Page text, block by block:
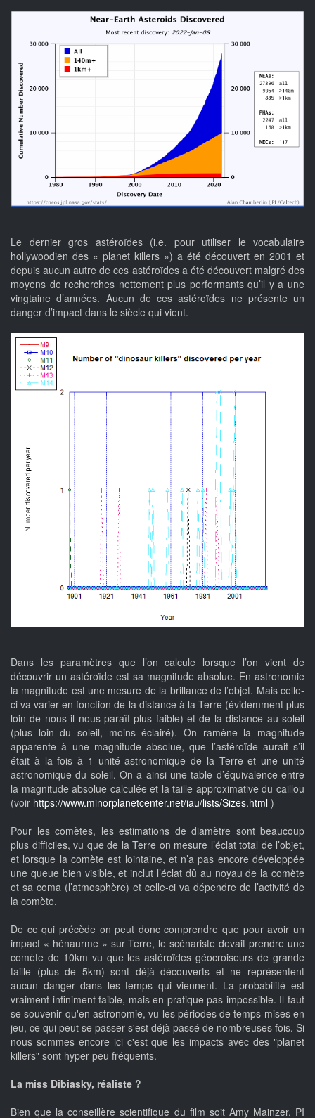
Le dernier gros astéroïdes (i.e. pour utiliser le vocabulaire
hollywoodien des « planet killers ») a été découvert en 2001 et
depuis aucun autre de ces astéroïdes a été découvert malgré des
moyens de recherches nettement plus performants qu’il y a une
vingtaine d’années. Aucun de ces astéroïdes ne présente un
danger d’impact dans le siècle qui vient.
Dans les paramètres que l’on calcule lorsque l’on vient de
découvrir un astéroïde est sa magnitude absolue. En astronomie
la magnitude est une mesure de la brillance de l’objet. Mais celle-
ci va varier en fonction de la distance à la Terre (évidemment plus
loin de nous il nous paraît plus faible) et de la distance au soleil
(plus loin du soleil, moins éclairé). On ramène la magnitude
apparente à une magnitude absolue, que l’astéroïde aurait s’il
était à la fois à 1 unité astronomique de la Terre et une unité
astronomique du soleil. On a ainsi une table d’équivalence entre
la magnitude absolue calculée et la taille approximative du caillou
(voir https://www.minorplanetcenter.net/iau/lists/Sizes.html )
Pour les comètes, les estimations de diamètre sont beaucoup
plus difficiles, vu que de la Terre on mesure l’éclat total de l’objet,
et lorsque la comète est lointaine, et n’a pas encore développée
une queue bien visible, et inclut l’éclat dû au noyau de la comète
et sa coma (l’atmosphère) et celle-ci va dépendre de l’activité de
la comète.
De ce qui précède on peut donc comprendre que pour avoir un
impact « hénaurme » sur Terre, le scénariste devait prendre une
comète de 10km vu que les astéroïdes géocroiseurs de grande
taille (plus de 5km) sont déjà découverts et ne représentent
aucun danger dans les temps qui viennent. La probabilité est
vraiment infiniment faible, mais en pratique pas impossible. Il faut
se souvenir qu'en astronomie, vu les périodes de temps mises en
jeu, ce qui peut se passer s'est déjà passé de nombreuses fois. Si
nous sommes encore ici c'est que les impacts avec des "planet
killers" sont hyper peu fréquents.
La miss Dibiasky, réaliste ?
Bien que la conseillère scientifique du film soit Amy Mainzer, PI